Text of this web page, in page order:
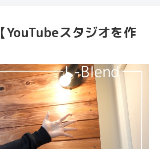
YouTubeスタジオを作